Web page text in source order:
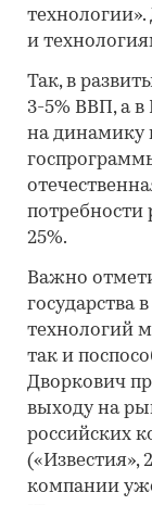
и
Так, в
3-5% ВВП, а в
на динамику
потребности
25%.
Важно
государства
технологий
так и
Дворкович
выходу на
российских
(«Известия»,
компании